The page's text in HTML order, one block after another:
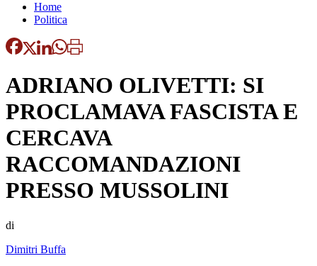
Home
Politica
ADRIANO OLIVETTI: SI
PROCLAMAVA FASCISTA E
CERCAVA
RACCOMANDAZIONI
PRESSO MUSSOLINI
di
Dimitri Buffa